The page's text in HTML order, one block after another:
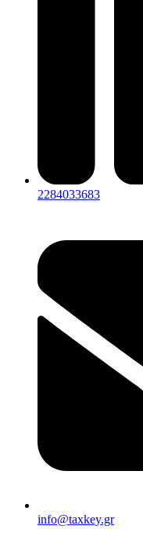
2284033683
info@taxkey.gr